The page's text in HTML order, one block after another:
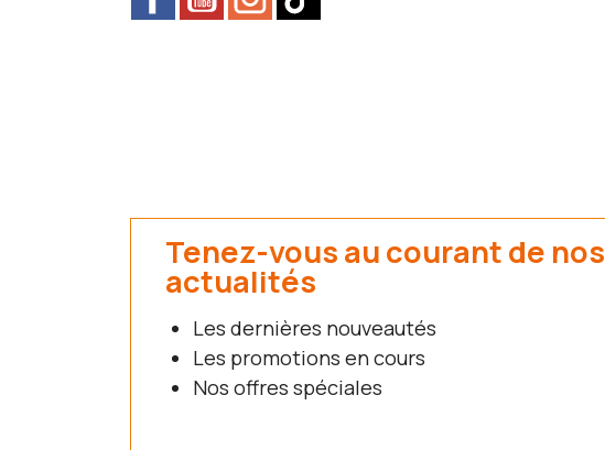
Tenez-vous au courant de nos
actualités
Les dernières nouveautés
Les promotions en cours
Nos offres spéciales